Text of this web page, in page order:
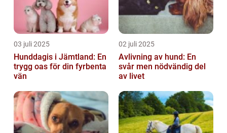
03 juli 2025
Hunddagis i Jämtland: En
trygg oas för din fyrbenta
vän
02 juli 2025
Avlivning av hund: En
svår men nödvändig del
av livet